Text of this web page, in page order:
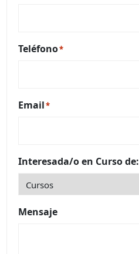
Teléfono*
Email*
Interesada/o en Curso de:
Mensaje